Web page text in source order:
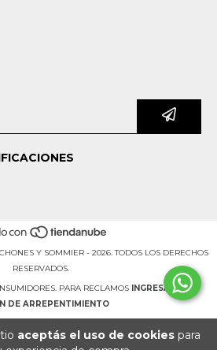
aceptás el uso de cookiespara
Y SOMMIER - 2026. TODOS LOS DERECHOS
RESERVADOS.
PARA RECLAMOS
INGRESÁ ACÁ.
DE ARREPENTIMIENTO